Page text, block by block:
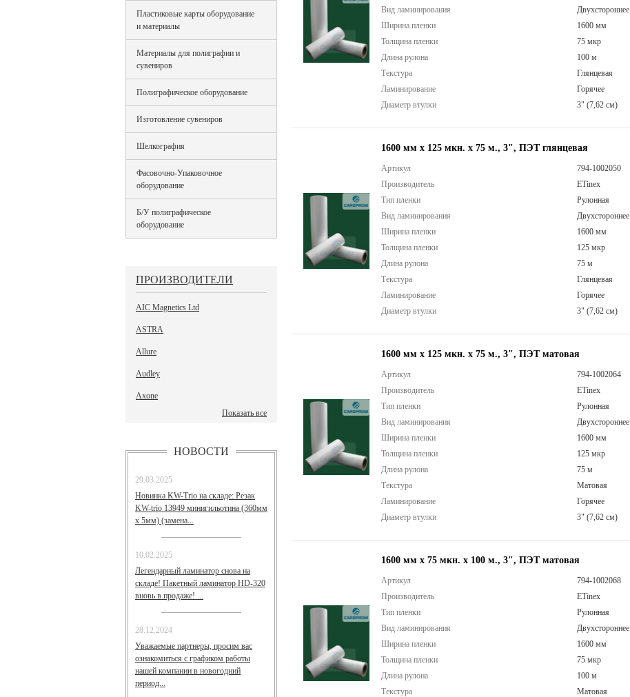
Пластиковые карты оборудование
и материалы
Материалы для полиграфии и
сувениров
Полиграфическое оборудование
Изготовление сувениров
Шелкография
Фасовочно-Упаковочное
оборудование
Б/У полиграфическое
оборудование
ПРОИЗВОДИТЕЛИ
AIC Magnetics Ltd
ASTRA
Allure
Audley
Axone
Показать все
НОВОСТИ
29.03.2025
Новинка KW-Trio на складе: Резак
KW-trio 13949 минигильотина (360мм
х 5мм) (замена...
10.02.2025
Легендарный ламинатор снова на
складе! Пакетный ламинатор HD-320
вновь в продаже! ...
28.12.2024
Уважаемые партнеры, просим вас
ознакомиться с графиком работы
нашей компании в новогодний
период...
Вид ламинирования
Двухстороннее
Ширина пленки
1600 мм
Толщина пленки
75 мкр
Длина рулона
100 м
Текстура
Глянцевая
Ламинирование
Горячее
Диаметр втулки
3" (7,62 см)
1600 мм х 125 мкн. х 75 м., 3", ПЭТ глянцевая
Артикул
794-1002050
Производитель
ETinex
Тип пленки
Рулонная
Вид ламинирования
Двухстороннее
Ширина пленки
1600 мм
Толщина пленки
125 мкр
Длина рулона
75 м
Текстура
Глянцевая
Ламинирование
Горячее
Диаметр втулки
3" (7,62 см)
1600 мм х 125 мкн. х 75 м., 3", ПЭТ матовая
Артикул
794-1002064
Производитель
ETinex
Тип пленки
Рулонная
Вид ламинирования
Двухстороннее
Ширина пленки
1600 мм
Толщина пленки
125 мкр
Длина рулона
75 м
Текстура
Матовая
Ламинирование
Горячее
Диаметр втулки
3" (7,62 см)
1600 мм х 75 мкн. x 100 м., 3", ПЭТ матовая
Артикул
794-1002068
Производитель
ETinex
Тип пленки
Рулонная
Вид ламинирования
Двухстороннее
Ширина пленки
1600 мм
Толщина пленки
75 мкр
Длина рулона
100 м
Текстура
Матовая